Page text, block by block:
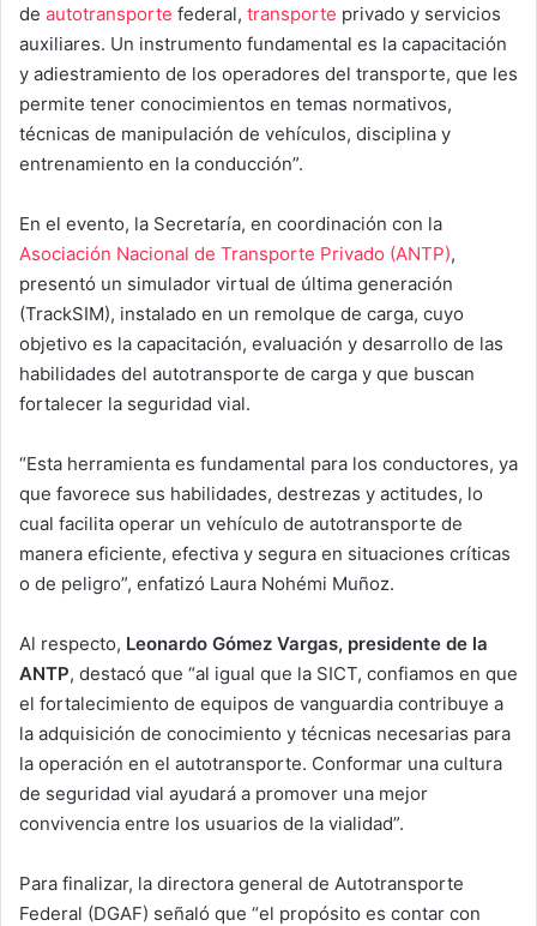
de autotransporte federal, transporte privado y servicios
auxiliares. Un instrumento fundamental es la capacitación
y adiestramiento de los operadores del transporte, que les
permite tener conocimientos en temas normativos,
técnicas de manipulación de vehículos, disciplina y
entrenamiento en la conducción”.
En el evento, la Secretaría, en coordinación con la
Asociación Nacional de Transporte Privado (ANTP),
presentó un simulador virtual de última generación
(TrackSIM), instalado en un remolque de carga, cuyo
objetivo es la capacitación, evaluación y desarrollo de las
habilidades del autotransporte de carga y que buscan
fortalecer la seguridad vial.
“Esta herramienta es fundamental para los conductores, ya
que favorece sus habilidades, destrezas y actitudes, lo
cual facilita operar un vehículo de autotransporte de
manera eficiente, efectiva y segura en situaciones críticas
o de peligro”, enfatizó Laura Nohémi Muñoz.
Al respecto, Leonardo Gómez Vargas, presidente de la
ANTP, destacó que “al igual que la SICT, confiamos en que
el fortalecimiento de equipos de vanguardia contribuye a
la adquisición de conocimiento y técnicas necesarias para
la operación en el autotransporte. Conformar una cultura
de seguridad vial ayudará a promover una mejor
convivencia entre los usuarios de la vialidad”.
Para finalizar, la directora general de Autotransporte
Federal (DGAF) señaló que “el propósito es contar con